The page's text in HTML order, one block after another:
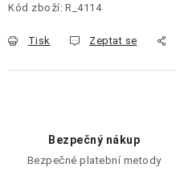
Kód zboží: R_4114
Tisk Zeptat se
Bezpečný nákup
Bezpečné platební metody